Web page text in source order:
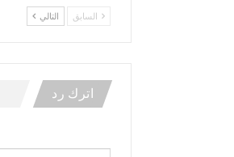
السابق التالي
اترك رد